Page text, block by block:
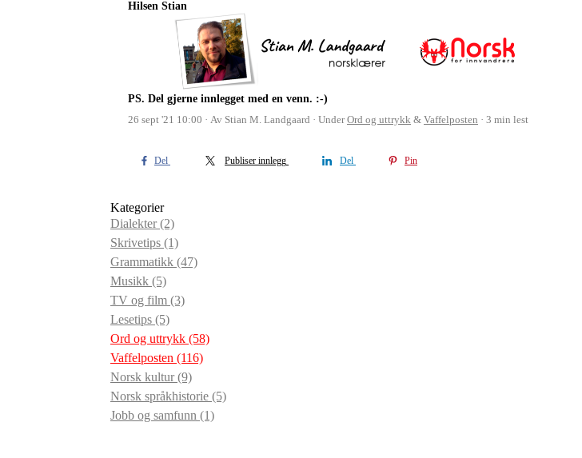
Hilsen Stian
PS. Del gjerne innlegget med en venn. :-)
26 sept '21 10:00
Av Stian M. Landgaard UnderOrd og uttrykk & Vaffelposten 3 min lest
Del Publiser innlegg Del Pin
Kategorier
Dialekter(2)
Skrivetips (1)
Grammatikk (47)
Musikk (5)
TV og film (3)
Lesetips (5)
Ord og uttrykk (58)
Vaffelposten (116)
Norsk kultur(9)
Norsk språkhistorie (5)
Jobb og samfunn (1)